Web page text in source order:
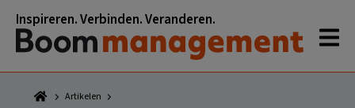
naar
hoofdnavigatie
naar
hoofd
inhoud
naar
eerste
sidebar
naar
voettekst
Inspireren. Verbinden. Veranderen.
Artikelen